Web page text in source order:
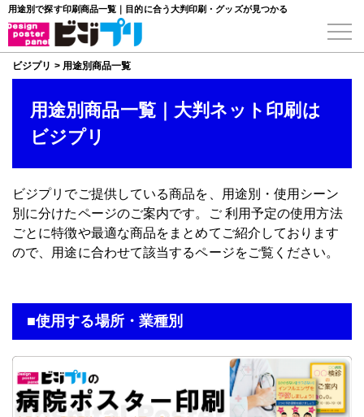
用途別で探す印刷商品一覧｜目的に合う大判印刷・グッズが見つかる
ビジプリ > 用途別商品一覧
用途別商品一覧｜大判ネット印刷は
ビジプリ
ビジプリでご提供している商品を、用途別・使用シーン
別に分けたページのご案内です。ご 利用予定の使用方法
ごとに特徴や最適な商品をまとめてご紹介しております
ので、用途に合わせて該当するページをご覧ください。
■使用する場所・業種別